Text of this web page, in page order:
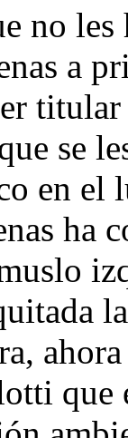
no les
a
se
en el
ha
que